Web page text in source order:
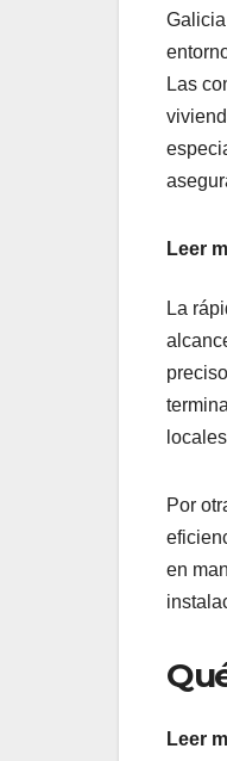
Las
Leer
La
Por
en
Leer